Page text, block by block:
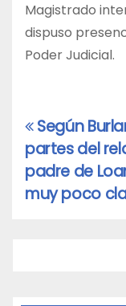
Magistrado
dispuso
Poder Judicial.
de
Según
partes del
padre de
muy poco